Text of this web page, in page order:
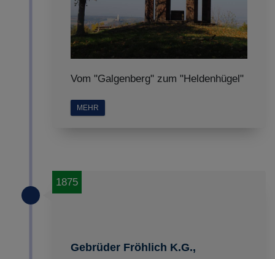
Vom "Galgenberg" zum "Heldenhügel"
MEHR
Gebrüder Fröhlich K.G.,
1875